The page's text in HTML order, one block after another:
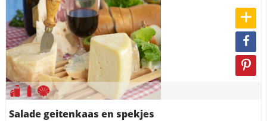
Salade geitenkaas en spekjes